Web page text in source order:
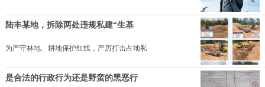
陆丰某地，拆除两处违规私建“生基
为严守林地、耕地保护红线，严厉打击占地私
是合法的行政行为还是野蛮的黑恶行